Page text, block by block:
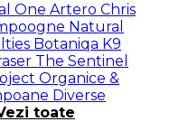
One Artero Chris
Natural
Botaniqa K9
The Sentinel
Organice &
Diverse
toate